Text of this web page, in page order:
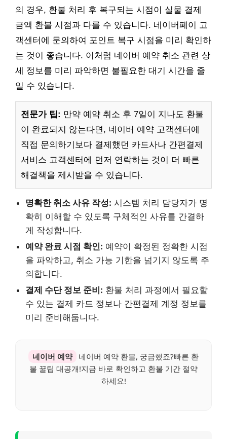
의 경우, 환불 처리 후 복구되는 시점이 실물 결제
금액 환불 시점과 다를 수 있습니다. 네이버페이 고
객센터에 문의하여 포인트 복구 시점을 미리 확인하
는 것이 좋습니다. 이처럼 네이버 예약 취소 관련 상
세 정보를 미리 파악하면 불필요한 대기 시간을 줄
일 수 있습니다.
전문가 팁: 만약 예약 취소 후 7일이 지나도 환불
이 완료되지 않는다면, 네이버 예약 고객센터에
직접 문의하기보다 결제했던 카드사나 간편결제
서비스 고객센터에 먼저 연락하는 것이 더 빠른
해결책을 제시받을 수 있습니다.
명확한 취소 사유 작성: 시스템 처리 담당자가 명
확히 이해할 수 있도록 구체적인 사유를 간결하
게 작성합니다.
예약 완료 시점 확인: 예약이 확정된 정확한 시점
을 파악하고, 취소 가능 기한을 넘기지 않도록 주
의합니다.
결제 수단 정보 준비: 환불 처리 과정에서 필요할
수 있는 결제 카드 정보나 간편결제 계정 정보를
미리 준비해둡니다.
네이버 예약
네이버 예약 환불, 궁금했죠?빠른 환
불 꿀팁 대공개!지금 바로 확인하고 환불 기간 절약
하세요!